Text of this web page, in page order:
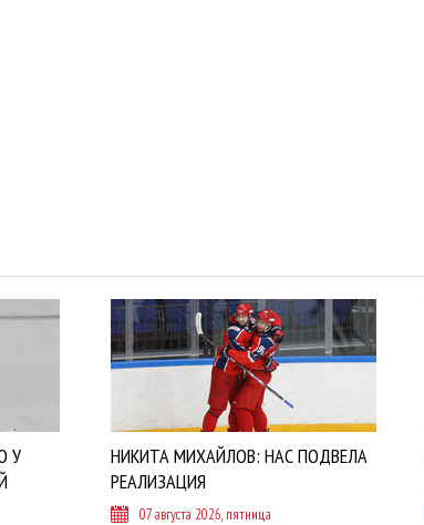
У
НИКИТА МИХАЙЛОВ: НАС ПОДВЕЛА
РЕАЛИЗАЦИЯ
07 августа 2026, пятница